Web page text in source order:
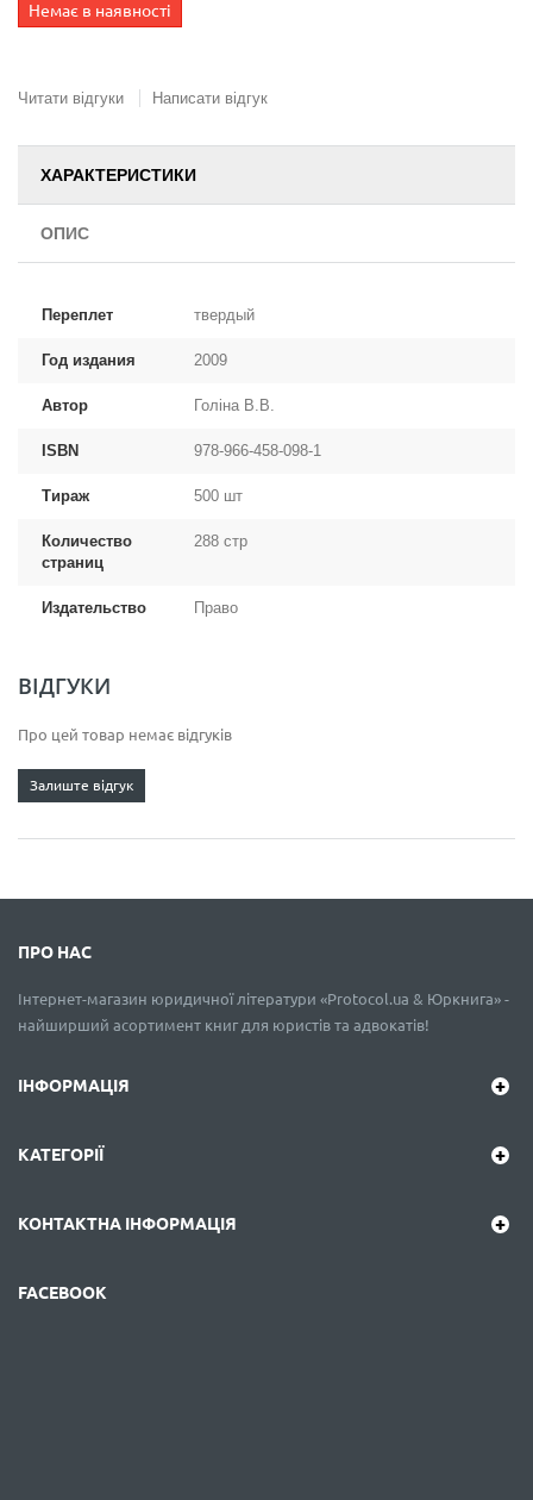
Немає в наявності
Читати відгуки Написати відгук
ХАРАКТЕРИСТИКИ
ОПИС
Переплет твердый
Год издания 2009
Автор Голіна В.В.
ISBN 978-966-458-098-1
Тираж 500 шт
Количество
страниц
288 стр
Издательство Право
ВІДГУКИ
Про цей товар немає відгуків
Залиште відгук
ПРО НАС
Інтернет-магазин юридичної літератури «Protocol.ua & Юркнига» -
найширший асортимент книг для юристів та адвокатів!
ІНФОРМАЦІЯ
КАТЕГОРІЇ
КОНТАКТНА ІНФОРМАЦІЯ
FACEBOOK